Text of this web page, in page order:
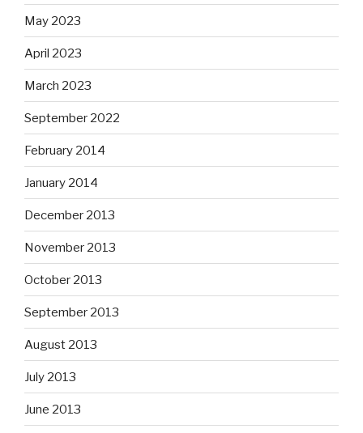
May 2023
April 2023
March 2023
September 2022
February 2014
January 2014
December 2013
November 2013
October 2013
September 2013
August 2013
July 2013
June 2013